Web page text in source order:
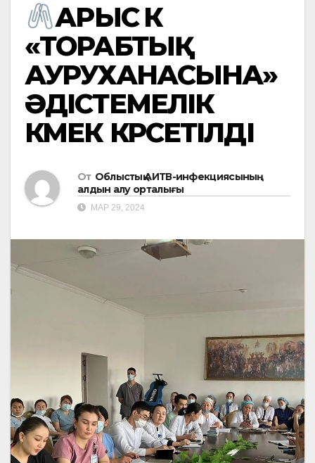
АРЫС ӨК
«ТОРАБТЫҚ
АУРУХАНАСЫНА»
ӘДІСТЕМЕЛІК
КӨМЕК КӨРСЕТІЛДІ
От Облыстық АИТВ-инфекциясының
алдын алу орталығы
МАР 29, 2024